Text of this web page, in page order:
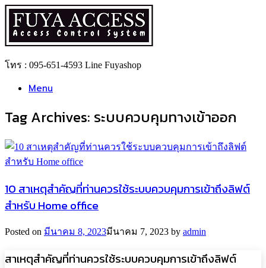
Skip
content
โทร : 095-651-4593 Line Fuyashop
Menu
Tag Archives: ระบบควบคุมทางเข้าออก
10 สาเหตุสำคัญที่ท่านควรใช้ระบบควบคุมการเข้าถึงลิฟต์
สำหรับ Home office
Posted on มีนาคม 8, 2023มีนาคม 7, 2023 by admin
สาเหตุสำคัญที่ท่านควรใช้ระบบควบคุมการเข้าถึงลิฟต์